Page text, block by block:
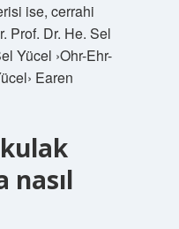
ise, cerrahi
Prof. Dr. He. Sel
Yücel ›Ohr-Ehr-
Earen
nasıl